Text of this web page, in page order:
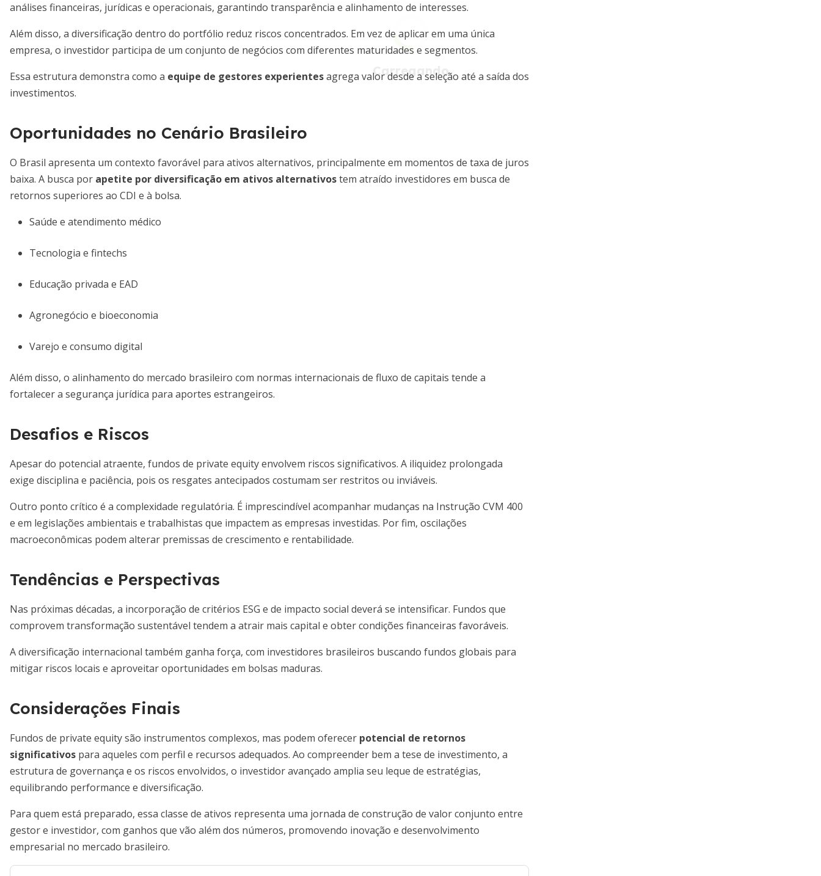
análises financeiras, jurídicas e operacionais, garantindo transparência e alinhamento de interesses.
Além disso, a diversificação dentro do portfólio reduz riscos concentrados. Em vez de aplicar em uma única
empresa, o investidor participa de um conjunto de negócios com diferentes maturidades e segmentos.
Essa estrutura demonstra como a equipe de gestores experientesagrega valor desde a seleção até a saída dos
investimentos.
Oportunidades no Cenário Brasileiro
O Brasil apresenta um contexto favorável para ativos alternativos, principalmente em momentos de taxa de juros
baixa. A busca por apetite por diversificação em ativos alternativostem atraído investidores em busca de
retornos superiores ao CDI e à bolsa.
Saúde e atendimento médico
Tecnologia e fintechs
Educação privada e EAD
Agronegócio e bioeconomia
Varejo e consumo digital
Além disso, o alinhamento do mercado brasileiro com normas internacionais de fluxo de capitais tende a
fortalecer a segurança jurídica para aportes estrangeiros.
Desafios e Riscos
Apesar do potencial atraente, fundos de private equity envolvem riscos significativos. A iliquidez prolongada
exige disciplina e paciência, pois os resgates antecipados costumam ser restritos ou inviáveis.
Outro ponto crítico é a complexidade regulatória. É imprescindível acompanhar mudanças na Instrução CVM 400
e em legislações ambientais e trabalhistas que impactem as empresas investidas. Por fim, oscilações
macroeconômicas podem alterar premissas de crescimento e rentabilidade.
Tendências e Perspectivas
Nas próximas décadas, a incorporação de critérios ESG e de impacto social deverá se intensificar. Fundos que
comprovem transformação sustentável tendem a atrair mais capital e obter condições financeiras favoráveis.
A diversificação internacional também ganha força, com investidores brasileiros buscando fundos globais para
mitigar riscos locais e aproveitar oportunidades em bolsas maduras.
Considerações Finais
Fundos de private equity são instrumentos complexos, mas podem oferecer potencial de retornos
significativos para aqueles com perfil e recursos adequados. Ao compreender bem a tese de investimento, a
estrutura de governança e os riscos envolvidos, o investidor avançado amplia seu leque de estratégias,
equilibrando performance e diversificação.
Para quem está preparado, essa classe de ativos representa uma jornada de construção de valor conjunto entre
gestor e investidor, com ganhos que vão além dos números, promovendo inovação e desenvolvimento
empresarial no mercado brasileiro.